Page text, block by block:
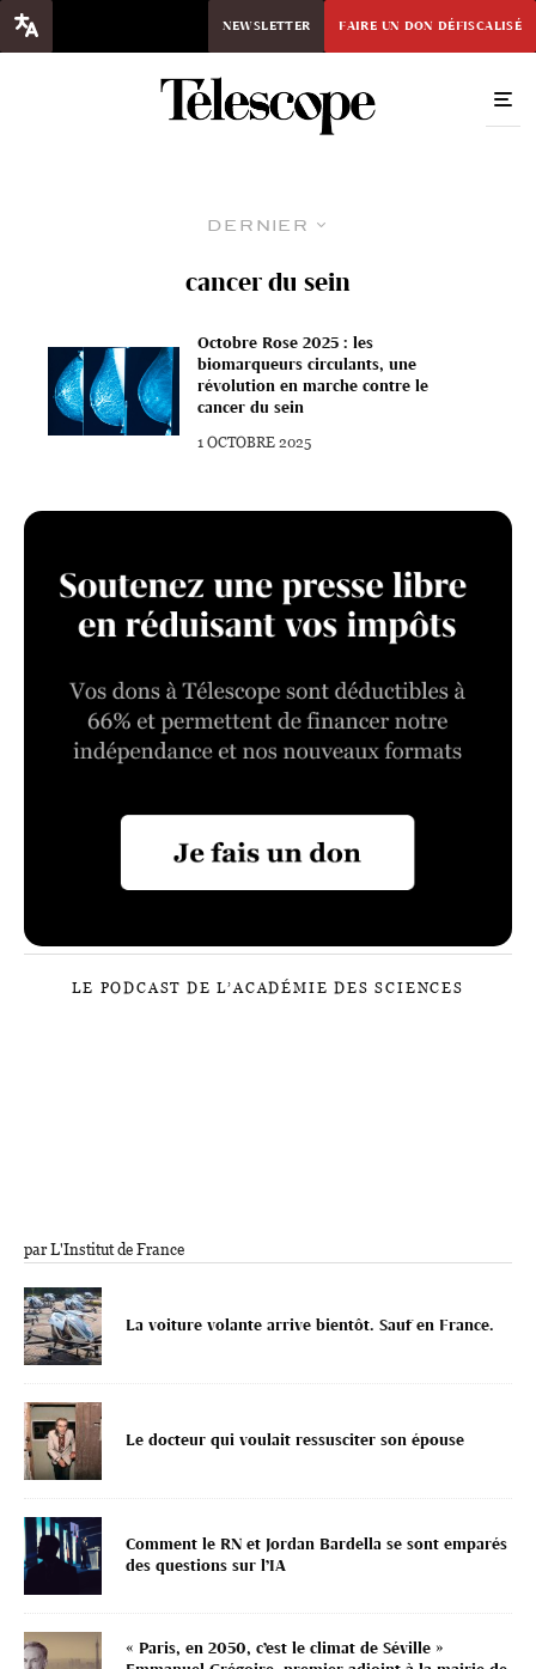
NEWSLETTER FAIRE UN DON DÉFISCALISÉ
Dernier
cancer du sein
Octobre Rose 2025 : les
biomarqueurs circulants, une
révolution en marche contre le
cancer du sein
1 OCTOBRE 2025
LE PODCAST DE L’ACADÉMIE DES SCIENCES
par L'Institut de France
La voiture volante arrive bientôt. Sauf en France.
Le docteur qui voulait ressusciter son épouse
Comment le RN et Jordan Bardella se sont emparés
des questions sur l’IA
« Paris, en 2050, c’est le climat de Séville »